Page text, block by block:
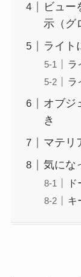
ビュー
示（グ
ライト
ラ
ラ
オブジ
き
マテリ
気にな
キ